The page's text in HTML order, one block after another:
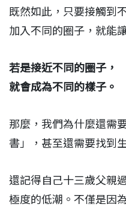
既然如此，只要接觸到
加入不同的圈子，就能
若是接近不同的圈子，
就會成為不同的樣子。
那麼，我們為什麼還需
書」，甚至還需要找到
還記得自己十三歲父親
極度的低潮。不僅是因